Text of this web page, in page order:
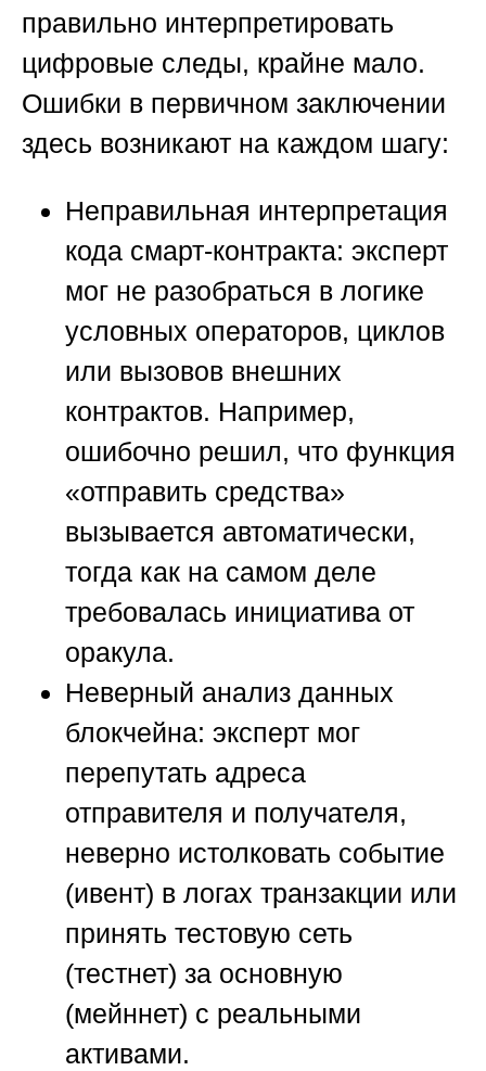
правильно интерпретировать
цифровые следы, крайне мало.
Ошибки в первичном заключении
здесь возникают на каждом шагу:
Неправильная интерпретация
кода смарт-контракта: эксперт
мог не разобраться в логике
условных операторов, циклов
или вызовов внешних
контрактов. Например,
ошибочно решил, что функция
«отправить средства»
вызывается автоматически,
тогда как на самом деле
требовалась инициатива от
оракула.
Неверный анализ данных
блокчейна: эксперт мог
перепутать адреса
отправителя и получателя,
неверно истолковать событие
(ивент) в логах транзакции или
принять тестовую сеть
(тестнет) за основную
(мейннет) с реальными
активами.